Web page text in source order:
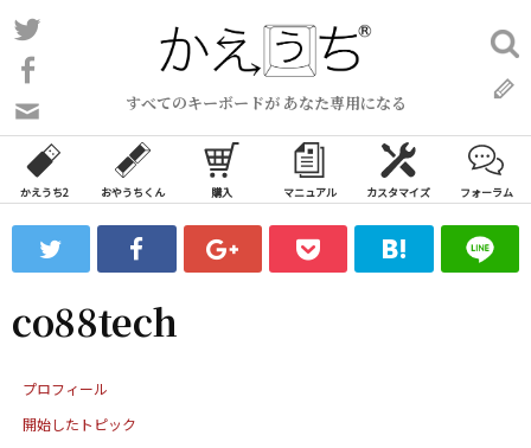
コ
ン
ン
ツ
ス
ッ
すべてのキーボードが あなた専用になる
い
合
わ
フ
ォ
ム
検
索:
かえうち2 おやうちくん 購入 マニュアル カスタマイズ フォーラム
co88tech
プロフィール
開始したトピック